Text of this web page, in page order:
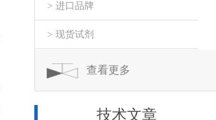
> 进口品牌
> 现货试剂
查看更多
技术文章